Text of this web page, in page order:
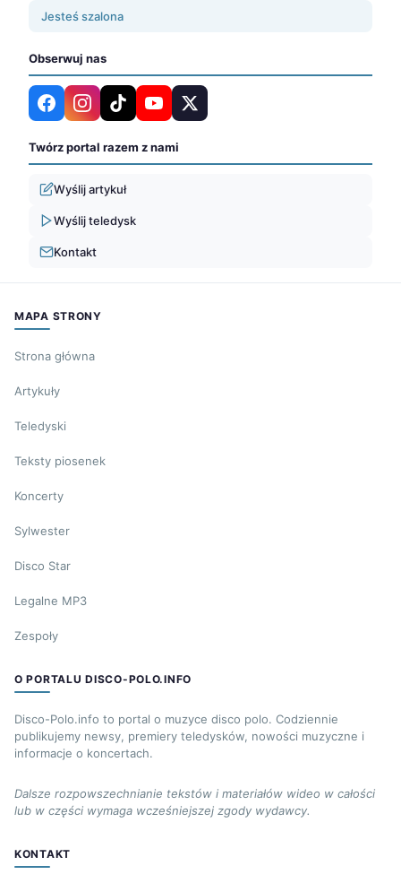
Jesteś szalona
Obserwuj nas
Twórz portal razem z nami
Wyślij artykuł
Wyślij teledysk
Kontakt
MAPA STRONY
Strona główna
Artykuły
Teledyski
Teksty piosenek
Koncerty
Sylwester
Disco Star
Legalne MP3
Zespoły
O PORTALU DISCO-POLO.INFO
Disco-Polo.info to portal o muzyce disco polo. Codziennie
publikujemy newsy, premiery teledysków, nowości muzyczne i
informacje o koncertach.
Dalsze rozpowszechnianie tekstów i materiałów wideo w całości
lub w części wymaga wcześniejszej zgody wydawcy.
KONTAKT